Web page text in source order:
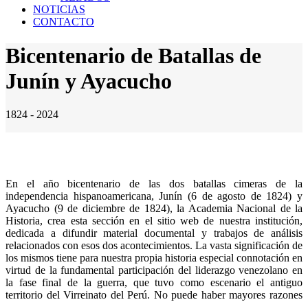
NOTICIAS
CONTACTO
Bicentenario de Batallas de
Junín y Ayacucho
1824 - 2024
En el año bicentenario de las dos batallas cimeras de la
independencia hispanoamericana, Junín (6 de agosto de 1824) y
Ayacucho (9 de diciembre de 1824), la Academia Nacional de la
Historia, crea esta sección en el sitio web de nuestra institución,
dedicada a difundir material documental y trabajos de análisis
relacionados con esos dos acontecimientos. La vasta significación de
los mismos tiene para nuestra propia historia especial connotación en
virtud de la fundamental participación del liderazgo venezolano en
la fase final de la guerra, que tuvo como escenario el antiguo
territorio del Virreinato del Perú. No puede haber mayores razones